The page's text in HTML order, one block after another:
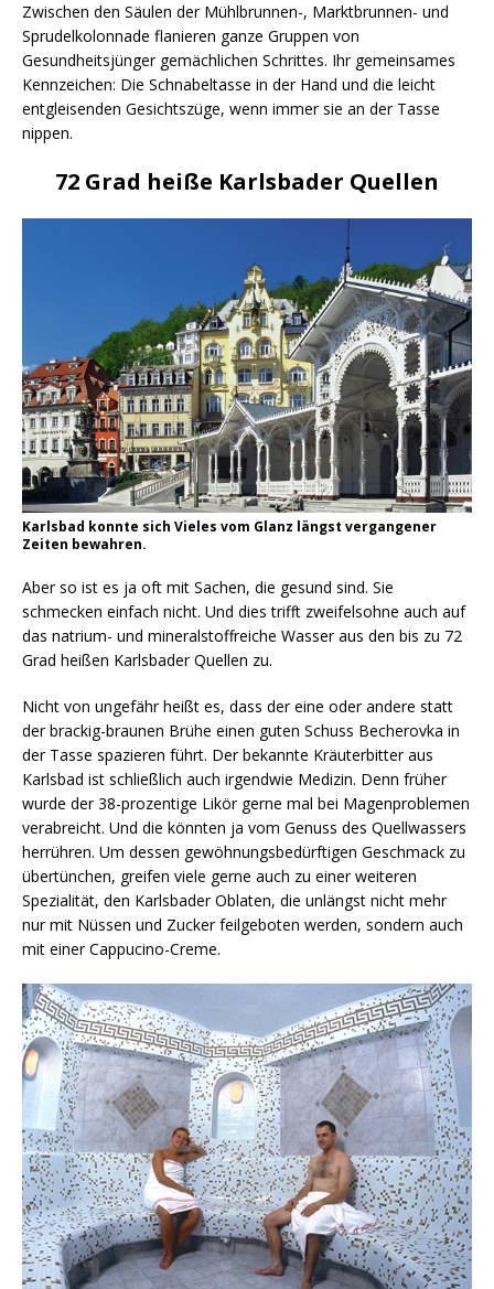
Zwischen den Säulen der Mühlbrunnen-, Marktbrunnen- und
Sprudelkolonnade flanieren ganze Gruppen von
Gesundheitsjünger gemächlichen Schrittes. Ihr gemeinsames
Kennzeichen: Die Schnabeltasse in der Hand und die leicht
entgleisenden Gesichtszüge, wenn immer sie an der Tasse
nippen.
72 Grad heiße Karlsbader Quellen
Karlsbad konnte sich Vieles vom Glanz längst vergangener
Zeiten bewahren.
Aber so ist es ja oft mit Sachen, die gesund sind. Sie
schmecken einfach nicht. Und dies trifft zweifelsohne auch auf
das natrium- und mineralstoffreiche Wasser aus den bis zu 72
Grad heißen Karlsbader Quellen zu.
Nicht von ungefähr heißt es, dass der eine oder andere statt
der brackig-braunen Brühe einen guten Schuss Becherovka in
der Tasse spazieren führt. Der bekannte Kräuterbitter aus
Karlsbad ist schließlich auch irgendwie Medizin. Denn früher
wurde der 38-prozentige Likör gerne mal bei Magenproblemen
verabreicht. Und die könnten ja vom Genuss des Quellwassers
herrühren. Um dessen gewöhnungsbedürftigen Geschmack zu
übertünchen, greifen viele gerne auch zu einer weiteren
Spezialität, den Karlsbader Oblaten, die unlängst nicht mehr
nur mit Nüssen und Zucker feilgeboten werden, sondern auch
mit einer Cappucino-Creme.